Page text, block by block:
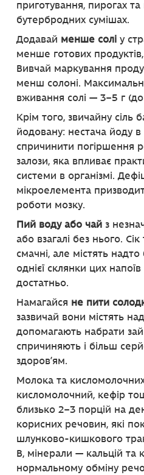
приготування, пирогах та
бутербродних сумішах.
Додавай менше солі у
менше готових продуктів,
Вивчай маркування
менш солоні.
вживання солі — 3–5 г (до
Крім того, звичайну сіль
йодовану: нестача йоду в
спричинити погіршення
залози, яка впливає
системи в організмі.
мікроелемента
роботи мозку.
Пий воду або чай з
або взагалі без нього. Сік
смачні, але містять
однієї склянки цих
достатньо.
Намагайся не пити
зазвичай вони містять
допомагають набрати
спричиняють і більш
здоров’ям.
Молока та
кисломолочний, кефір
близько 2–3 порцій на
корисних речовин, які
шлунково-кишкового
В, мінерали — кальцій та
нормальному обміну